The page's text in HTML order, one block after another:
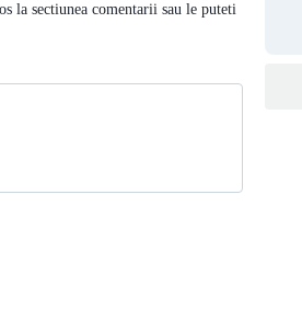
la sectiunea comentarii sau le puteti